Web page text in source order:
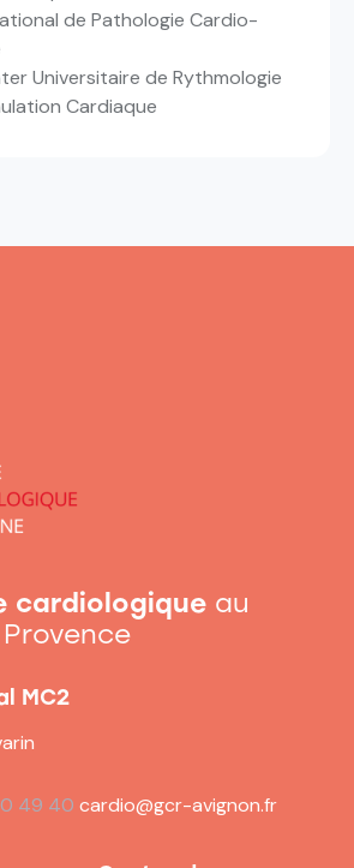
de Pathologie Cardio-
Universitaire de Rythmologie
Cardiaque
cardiologique au
MC2
49 40 cardio@gcr-avignon.fr